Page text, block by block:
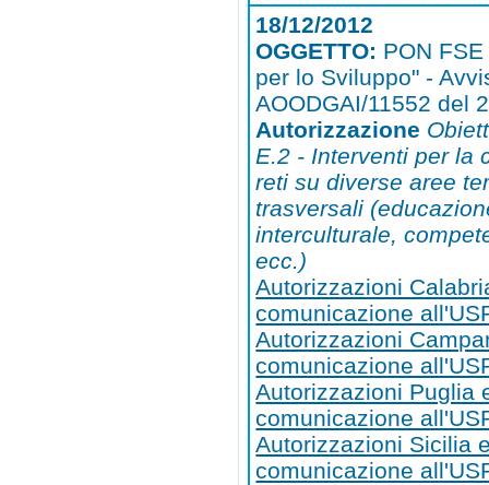
18/12/2012
OGGETTO: PON
per lo Sviluppo" -
AOODGAI/11552 del
Autorizzazione
E.2 - Interventi per la
reti su diverse aree
trasversali
interculturale,
ecc.)
Autorizzazioni
comunicazione
Autorizzazioni
comunicazione
Autorizzazioni Puglia
comunicazione
Autorizzazioni Sicilia
comunicazione